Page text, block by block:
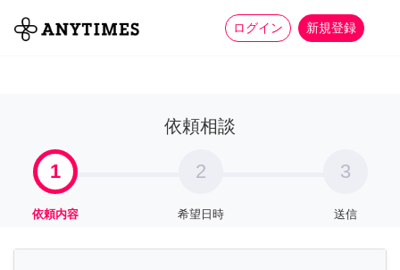
ログイン 新規登録
全て 家事 more_horiz
依頼相談
1
依頼内容
2
希望日時
3
送信